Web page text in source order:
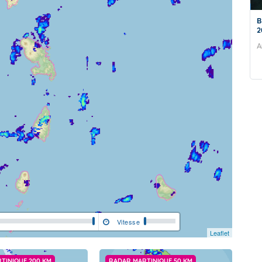
Vitesse
Leaflet
sont sous
bien
elle ne